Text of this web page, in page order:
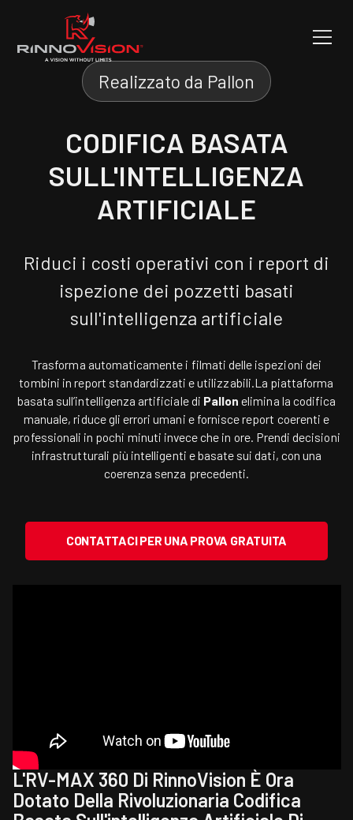
Realizzato da Pallon
CODIFICA BASATA
SULL'INTELLIGENZA
ARTIFICIALE
Riduci i costi operativi con i report di
ispezione dei pozzetti basati
sull'intelligenza artificiale
Trasforma automaticamente i filmati delle ispezioni dei
tombini in report standardizzati e utilizzabili.La piattaforma
basata sull’intelligenza artificiale di Pallon elimina la codifica
manuale, riduce gli errori umani e fornisce report coerenti e
professionali in pochi minuti invece che in ore. Prendi decisioni
infrastrutturali più intelligenti e basate sui dati, con una
coerenza senza precedenti.
CONTATTACI PER UNA PROVA GRATUITA
L'RV-MAX 360 Di RinnoVision È Ora
Dotato Della Rivoluzionaria Codifica